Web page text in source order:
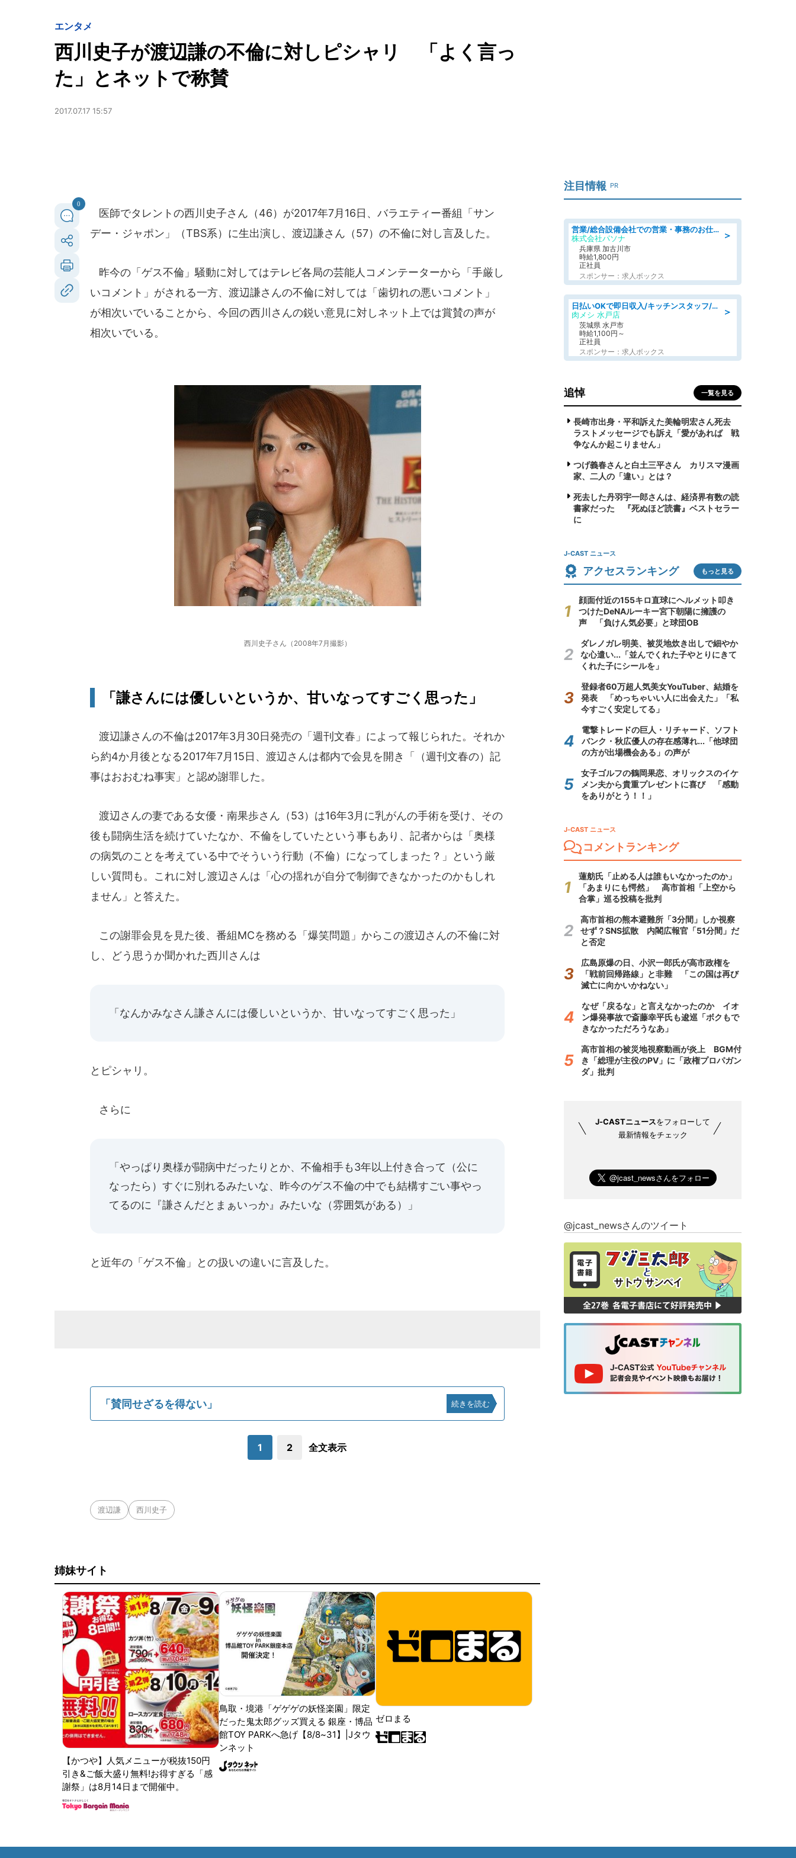
エンタメ
西川史子が渡辺謙の不倫に対しピシャリ 「よく言っ
た」とネットで称賛
2017.07.17 15:57
0
医師でタレントの西川史子さん（46）が2017年7月16日、バラエティー番組「サン
デー・ジャポン」（TBS系）に生出演し、渡辺謙さん（57）の不倫に対し言及した。
昨今の「ゲス不倫」騒動に対してはテレビ各局の芸能人コメンテーターから「手厳し
いコメント」がされる一方、渡辺謙さんの不倫に対しては「歯切れの悪いコメント」
が相次いでいることから、今回の西川さんの鋭い意見に対しネット上では賞賛の声が
相次いでいる。
西川史子さん（2008年7月撮影）
「謙さんには優しいというか、甘いなってすごく思った」
渡辺謙さんの不倫は2017年3月30日発売の「週刊文春」によって報じられた。それか
ら約4か月後となる2017年7月15日、渡辺さんは都内で会見を開き「（週刊文春の）記
事はおおむね事実」と認め謝罪した。
渡辺さんの妻である女優・南果歩さん（53）は16年3月に乳がんの手術を受け、その
後も闘病生活を続けていたなか、不倫をしていたという事もあり、記者からは「奥様
の病気のことを考えている中でそういう行動（不倫）になってしまった？」という厳
しい質問も。これに対し渡辺さんは「心の揺れが自分で制御できなかったのかもしれ
ません」と答えた。
この謝罪会見を見た後、番組MCを務める「爆笑問題」からこの渡辺さんの不倫に対
し、どう思うか聞かれた西川さんは
「なんかみなさん謙さんには優しいというか、甘いなってすごく思った」
とピシャリ。
さらに
「やっぱり奥様が闘病中だったりとか、不倫相手も3年以上付き合って（公に
なったら）すぐに別れるみたいな、昨今のゲス不倫の中でも結構すごい事やっ
てるのに『謙さんだとまぁいっか』みたいな（雰囲気がある）」
と近年の「ゲス不倫」との扱いの違いに言及した。
「賛同せざるを得ない」 続きを読む
1 2 全文表示
渡辺謙 西川史子
姉妹サイト
【かつや】人気メニューが税抜150円
引き&ご飯大盛り無料!お得すぎる「感
謝祭」は8月14日まで開催中。
鳥取・境港「ゲゲゲの妖怪楽園」限定
だった鬼太郎グッズ買える 銀座・博品
館TOY PARKへ急げ【8/8~31】|Jタウ
ンネット
ゼロまる
注目情報 PR
＞
営業/総合設備会社での営業・事務のお仕事/即日勤務可/車通勤可/営業/営業事務
株式会社パソナ
兵庫県 加古川市
時給1,800円
正社員
スポンサー：求人ボックス
＞
日払いOKで即日収入/キッチンスタッフ/「原付免許必須」デリバリー業務など、自己成長可能な幅広い仕事に挑戦!髪型自由&ピアス・ネイルOK/茨城県/水戸市
肉メシ 水戸店
茨城県 水戸市
時給1,100円～
正社員
スポンサー：求人ボックス
追悼 一覧を見る
長崎市出身・平和訴えた美輪明宏さん死去
ラストメッセージでも訴え「愛があれば 戦
争なんか起こりません」
つげ義春さんと白土三平さん カリスマ漫画
家、二人の「違い」とは？
死去した丹羽宇一郎さんは、経済界有数の読
書家だった 『死ぬほど読書』ベストセラー
に
J-CAST ニュース
アクセスランキング もっと見る
顔面付近の155キロ直球にヘルメット叩き
つけたDeNAルーキー宮下朝陽に擁護の
声 「負けん気必要」と球団OB
ダレノガレ明美、被災地炊き出しで細やか
な心遣い...「並んでくれた子やとりにきて
くれた子にシールを」
登録者60万超人気美女YouTuber、結婚を
発表 「めっちゃいい人に出会えた」「私
今すごく安定してる」
電撃トレードの巨人・リチャード、ソフト
バンク・秋広優人の存在感薄れ...「他球団
の方が出場機会ある」の声が
女子ゴルフの鶴岡果恋、オリックスのイケ
メン夫から貴重プレゼントに喜び 「感動
をありがとう！！」
J-CAST ニュース
コメントランキング
蓮舫氏「止める人は誰もいなかったのか」
「あまりにも愕然」 高市首相「上空から
合掌」巡る投稿を批判
高市首相の熊本避難所「3分間」しか視察
せず？SNS拡散 内閣広報官「51分間」だ
と否定
広島原爆の日、小沢一郎氏が高市政権を
「戦前回帰路線」と非難 「この国は再び
滅亡に向かいかねない」
なぜ「戻るな」と言えなかったのか イオ
ン爆発事故で斎藤幸平氏も逡巡「ボクもで
きなかっただろうなあ」
高市首相の被災地視察動画が炎上 BGM付
き「総理が主役のPV」に「政権プロパガン
ダ」批判
J-CASTニュースをフォローして
最新情報をチェック
@jcast_newsさんのツイート